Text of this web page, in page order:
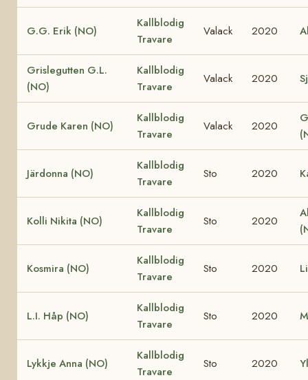
G.G. Erik (NO)
Kallblodig
Travare
Valack 2020
Grislegutten G.L.
(NO)
Kallblodig
Travare
Valack 2020
Grude Karen (NO)
Kallblodig
Travare
Valack 2020
Järdonna (NO)
Kallblodig
Travare
Sto 2020
Kolli Nikita (NO)
Kallblodig
Travare
Sto 2020
Kosmira (NO)
Kallblodig
Travare
Sto 2020
L.I. Håp (NO)
Kallblodig
Travare
Sto 2020
Lykkje Anna (NO)
Kallblodig
Travare
Sto 2020